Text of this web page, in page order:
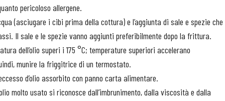
pericoloso allergene.
(asciugare i cibi prima della cottura) e l’aggiunta di sale e spezie che
Il sale e le spezie vanno aggiunti preferibilmente dopo la frittura.
dell’olio superi i 175 °C; temperature superiori accelerano
munire la friggitrice di un termostato.
d’olio assorbito con panno carta alimentare.
molto usato si riconosce dall’imbrunimento, dalla viscosità e dalla